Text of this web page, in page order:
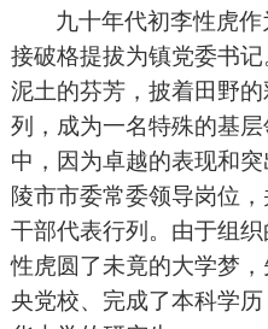
九十年代初李性虎
接破格提拔为镇党委书
泥土的芬芳，披着田野
列，成为一名特殊的基
中，因为卓越的表现和
陵市市委常委领导岗位
干部代表行列。由于组
性虎圆了未竟的大学梦
央党校、完成了本科学